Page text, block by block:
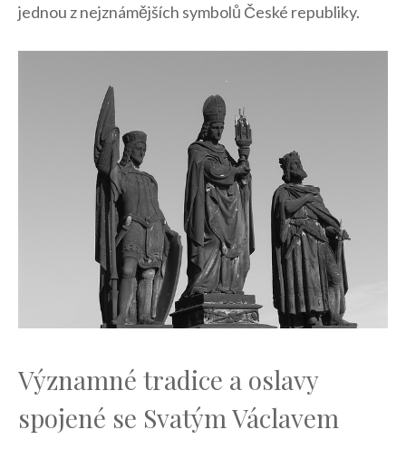
jednou ​z nejznámějších symbolů⁢ České ‍republiky.
Významné tradice⁢ a oslavy
spojené ‍se Svatým⁣ Václavem